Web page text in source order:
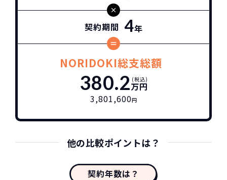
契約期間 4年
NORIDOKI総支総額
380.2万円
(税込)
3,801,600円
他の比較ポイントは？
契約年数は？